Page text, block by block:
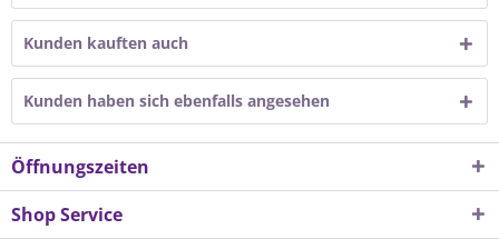
Kunden kauften auch
Kunden haben sich ebenfalls angesehen
Öffnungszeiten
Shop Service